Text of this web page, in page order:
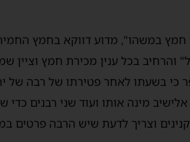
חמץ במשהו", מדוע דווקא בחמץ
והרחיב בכל ענין מכירת חמץ וציין
כי בשעתו לאחר פטירתו של רבה של
מינה אותו ועוד שני רבנים כדי
וצריך לדעת שיש הרבה פרטים